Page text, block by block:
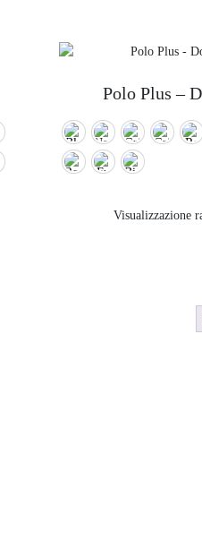
Polo Plus –
Visualizzazione